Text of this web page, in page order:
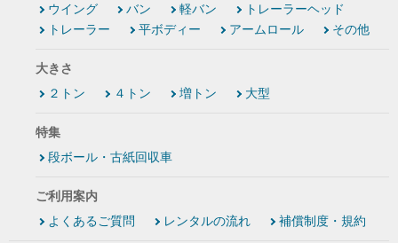
ウイング
バン 軽バン
トレーラーヘッド
トレーラー
平ボディー アームロール その他
大きさ
２トン
４トン 増トン 大型
特集
段ボール・古紙回収車
ご利用案内
よくあるご質問
レンタルの流れ 補償制度・規約